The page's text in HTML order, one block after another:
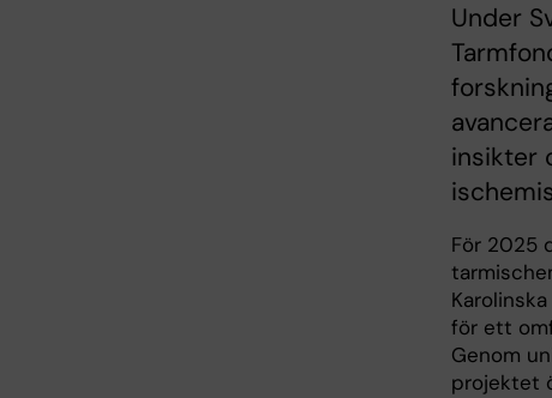
Under
insikter
För 2025
för ett
Genom
projektet